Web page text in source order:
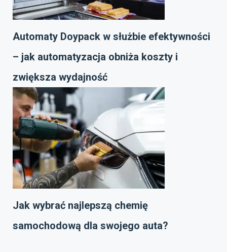
Automaty Doypack w służbie efektywności
– jak automatyzacja obniża koszty i
zwiększa wydajność
Jak wybrać najlepszą chemię
samochodową dla swojego auta?